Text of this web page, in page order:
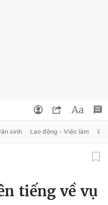
sinh Lao động - Việc làm
tiếng về vụ